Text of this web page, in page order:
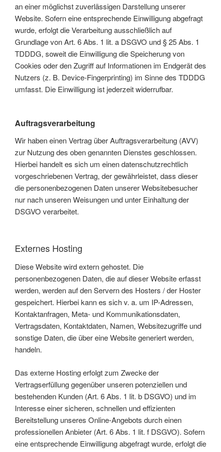
an einer möglichst zuverlässigen Darstellung unserer
Website. Sofern eine entsprechende Einwilligung abgefragt
wurde, erfolgt die Verarbeitung ausschließlich auf
Grundlage von Art. 6 Abs. 1 lit. a DSGVO und § 25 Abs. 1
TDDDG, soweit die Einwilligung die Speicherung von
Cookies oder den Zugriff auf Informationen im Endgerät des
Nutzers (z. B. Device-Fingerprinting) im Sinne des TDDDG
umfasst. Die Einwilligung ist jederzeit widerrufbar.
Auftragsverarbeitung
Wir haben einen Vertrag über Auftragsverarbeitung (AVV)
zur Nutzung des oben genannten Dienstes geschlossen.
Hierbei handelt es sich um einen datenschutzrechtlich
vorgeschriebenen Vertrag, der gewährleistet, dass dieser
die personenbezogenen Daten unserer Websitebesucher
nur nach unseren Weisungen und unter Einhaltung der
DSGVO verarbeitet.
Externes Hosting
Diese Website wird extern gehostet. Die
personenbezogenen Daten, die auf dieser Website erfasst
werden, werden auf den Servern des Hosters / der Hoster
gespeichert. Hierbei kann es sich v. a. um IP-Adressen,
Kontaktanfragen, Meta- und Kommunikationsdaten,
Vertragsdaten, Kontaktdaten, Namen, Websitezugriffe und
sonstige Daten, die über eine Website generiert werden,
handeln.
Das externe Hosting erfolgt zum Zwecke der
Vertragserfüllung gegenüber unseren potenziellen und
bestehenden Kunden (Art. 6 Abs. 1 lit. b DSGVO) und im
Interesse einer sicheren, schnellen und effizienten
Bereitstellung unseres Online-Angebots durch einen
professionellen Anbieter (Art. 6 Abs. 1 lit. f DSGVO). Sofern
eine entsprechende Einwilligung abgefragt wurde, erfolgt die